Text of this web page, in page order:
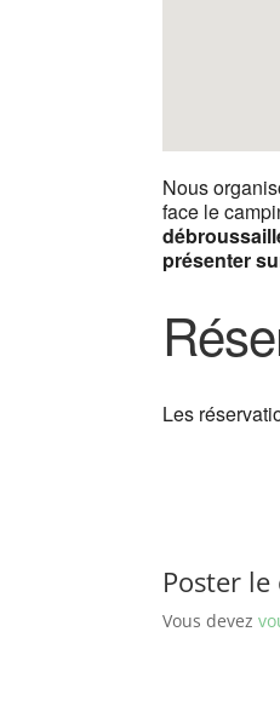
Nous
face le
présenter
Les
Poster
Vous devez